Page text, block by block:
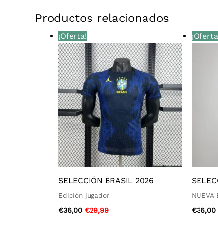
Productos relacionados
¡Oferta!
SELECCIÓN BRASIL 2026
Edición jugador
€36,00
El
precio
original
era:
€36,00.
€29,99
precio
actual
es:
€29,99.
NUEVA
€36,00